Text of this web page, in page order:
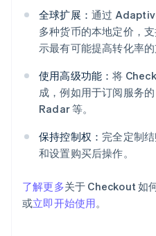
全球扩展： 通过
多种货币的本地定价，
示最有可能提高转化率的
使用高级功能：将
成，例如用于订阅服务
Radar 等。
保持控制权： 完全定制
和设置购买后操作。
了解更多关于 Checkout 如
或立即开始使用。
阿联酋
English
English
爱沙尼亚
English
奥地利
澳大利亚
English
Português English
保加利亚
English